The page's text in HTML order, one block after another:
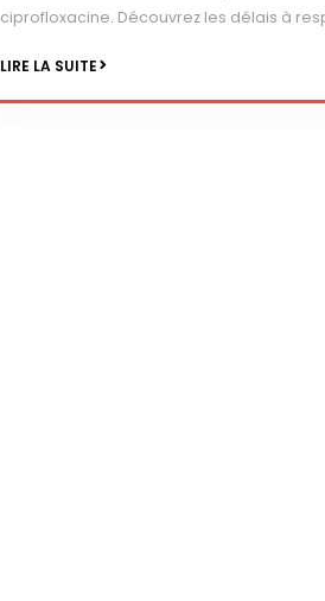
ciprofloxacine. Découvrez les délais à
LIRE LA SUITE